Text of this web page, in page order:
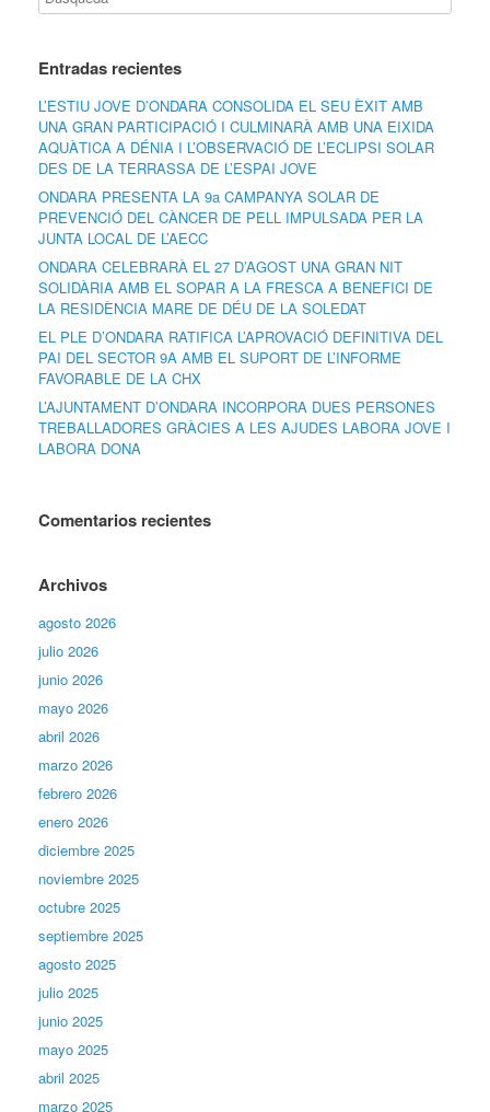
Entradas recientes
L’ESTIU JOVE D’ONDARA CONSOLIDA EL SEU ÈXIT AMB
UNA GRAN PARTICIPACIÓ I CULMINARÀ AMB UNA EIXIDA
AQUÀTICA A DÉNIA I L’OBSERVACIÓ DE L’ECLIPSI SOLAR
DES DE LA TERRASSA DE L’ESPAI JOVE
ONDARA PRESENTA LA 9a CAMPANYA SOLAR DE
PREVENCIÓ DEL CÀNCER DE PELL IMPULSADA PER LA
JUNTA LOCAL DE L’AECC
ONDARA CELEBRARÀ EL 27 D’AGOST UNA GRAN NIT
SOLIDÀRIA AMB EL SOPAR A LA FRESCA A BENEFICI DE
LA RESIDÈNCIA MARE DE DÉU DE LA SOLEDAT
EL PLE D’ONDARA RATIFICA L’APROVACIÓ DEFINITIVA DEL
PAI DEL SECTOR 9A AMB EL SUPORT DE L’INFORME
FAVORABLE DE LA CHX
L’AJUNTAMENT D’ONDARA INCORPORA DUES PERSONES
TREBALLADORES GRÀCIES A LES AJUDES LABORA JOVE I
LABORA DONA
Comentarios recientes
Archivos
agosto 2026
julio 2026
junio 2026
mayo 2026
abril 2026
marzo 2026
febrero 2026
enero 2026
diciembre 2025
noviembre 2025
octubre 2025
septiembre 2025
agosto 2025
julio 2025
junio 2025
mayo 2025
abril 2025
marzo 2025